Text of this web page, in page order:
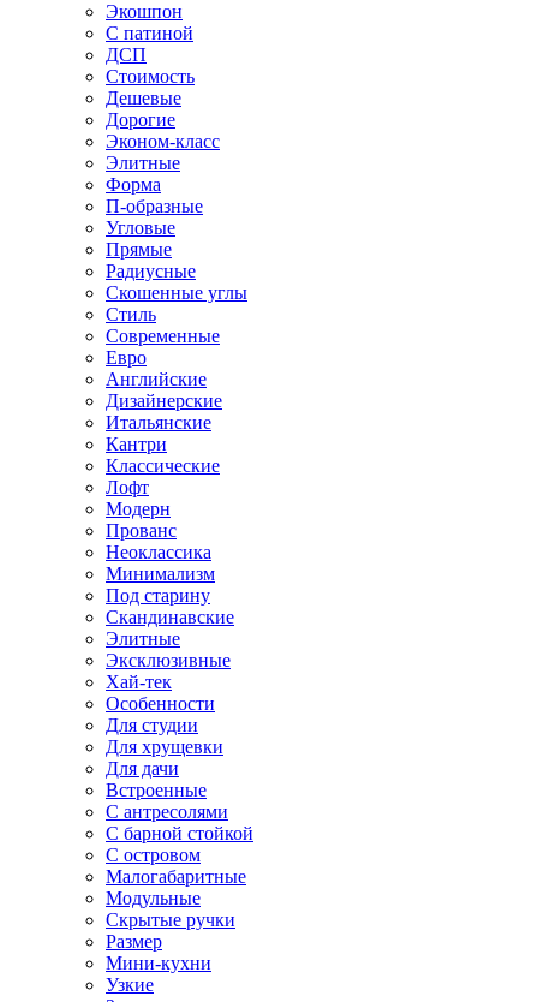
Экошпон
С патиной
ДСП
Стоимость
Дешевые
Дорогие
Эконом-класс
Элитные
Форма
П-образные
Угловые
Прямые
Радиусные
Скошенные углы
Стиль
Современные
Евро
Английские
Дизайнерские
Итальянские
Кантри
Классические
Лофт
Модерн
Прованс
Неоклассика
Минимализм
Под старину
Скандинавские
Элитные
Эксклюзивные
Хай-тек
Особенности
Для студии
Для хрущевки
Для дачи
Встроенные
С антресолями
С барной стойкой
С островом
Малогабаритные
Модульные
Скрытые ручки
Размер
Мини-кухни
Узкие